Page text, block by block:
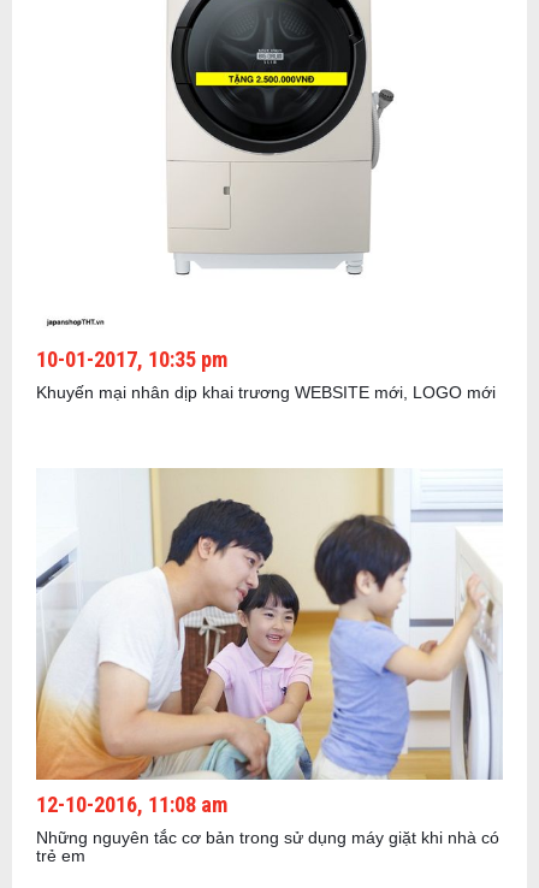
10-01-2017, 10:35 pm
Khuyến mại nhân dịp khai trương WEBSITE mới, LOGO mới
12-10-2016, 11:08 am
Những nguyên tắc cơ bản trong sử dụng máy giặt khi nhà có
trẻ em